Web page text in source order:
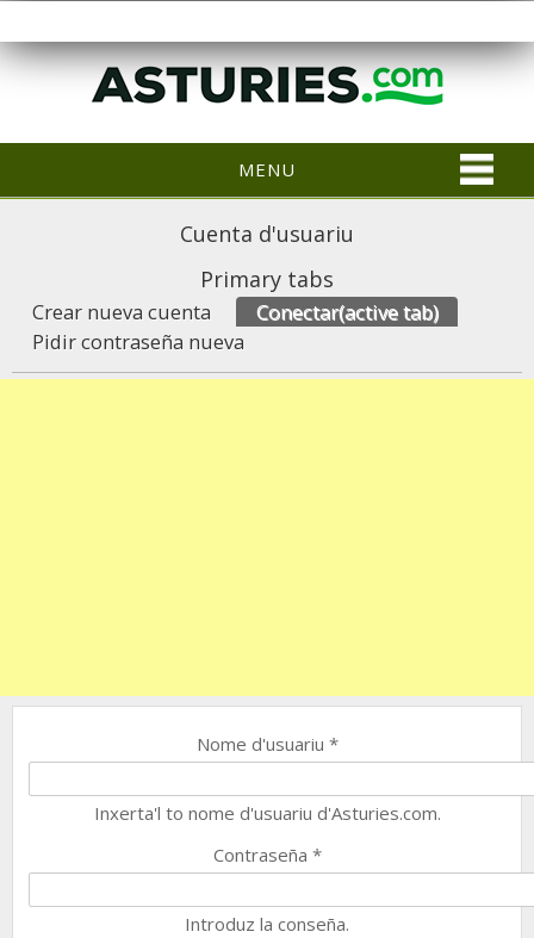
MENU
Cuenta d'usuariu
Primary tabs
Crear nueva cuenta Conectar(active tab)
Pidir contraseña nueva
Nome d'usuariu *
Inxerta'l to nome d'usuariu d'Asturies.com.
Contraseña *
Introduz la conseña.